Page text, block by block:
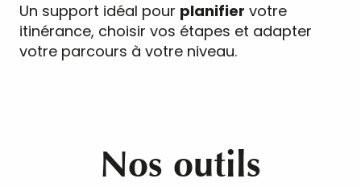
Un support idéal pour planifier votre
itinérance, choisir vos étapes et adapter
votre parcours à votre niveau.
Nos outils